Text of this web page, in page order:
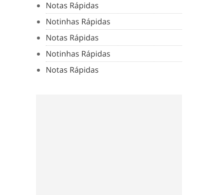
Notas Rápidas
Notinhas Rápidas
Notas Rápidas
Notinhas Rápidas
Notas Rápidas